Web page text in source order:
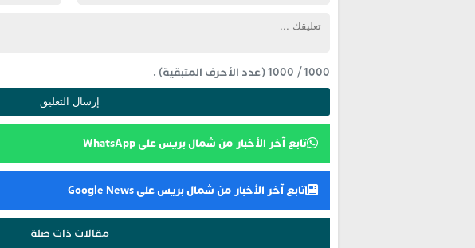
1000
/
1000(عدد الأحرف المتبقية) .
تابع آخر الأخبار من شمال بريس على WhatsApp
تابع آخر الأخبار من شمال بريس على Google News
مقالات ذات صلة